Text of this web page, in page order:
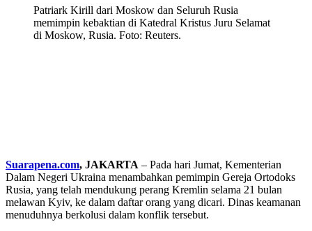
Patriark Kirill dari Moskow dan Seluruh Rusia
memimpin kebaktian di Katedral Kristus Juru Selamat
di Moskow, Rusia. Foto: Reuters.
Suarapena.com, JAKARTA – Pada hari Jumat, Kementerian
Dalam Negeri Ukraina menambahkan pemimpin Gereja Ortodoks
Rusia, yang telah mendukung perang Kremlin selama 21 bulan
melawan Kyiv, ke dalam daftar orang yang dicari. Dinas keamanan
menuduhnya berkolusi dalam konflik tersebut.